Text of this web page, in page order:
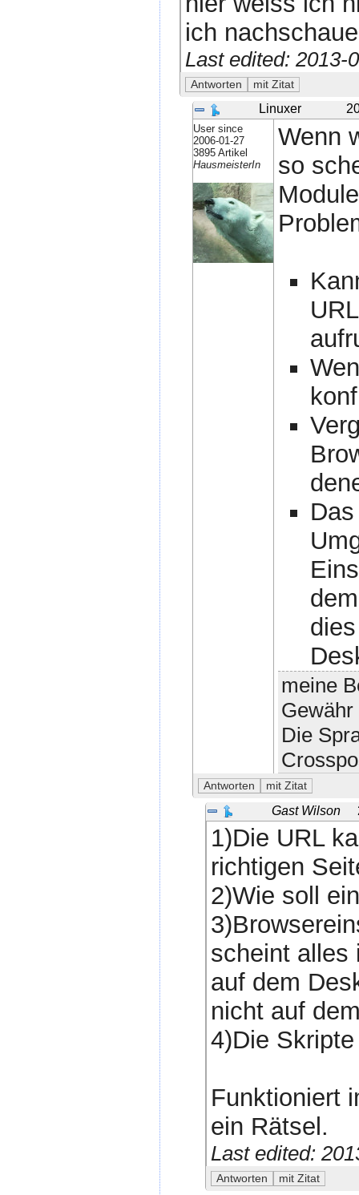
ich
Last edited: 2013-
Linuxer
User since
2006-01-27
3895 Artikel
HausmeisterIn
Wenn
so
meine
Die
Gast Wilson
1)Die URL
richtigen
2)Wie soll
scheint alles
auf dem
nicht auf
4)Die
Funktioniert
ein Rätsel.
Last edited: